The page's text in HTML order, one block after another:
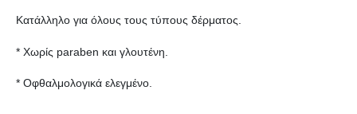
Κατάλληλο για όλους τους τύπους δέρματος.
* Χωρίς paraben και γλουτένη.
* Οφθαλμολογικά ελεγμένο.